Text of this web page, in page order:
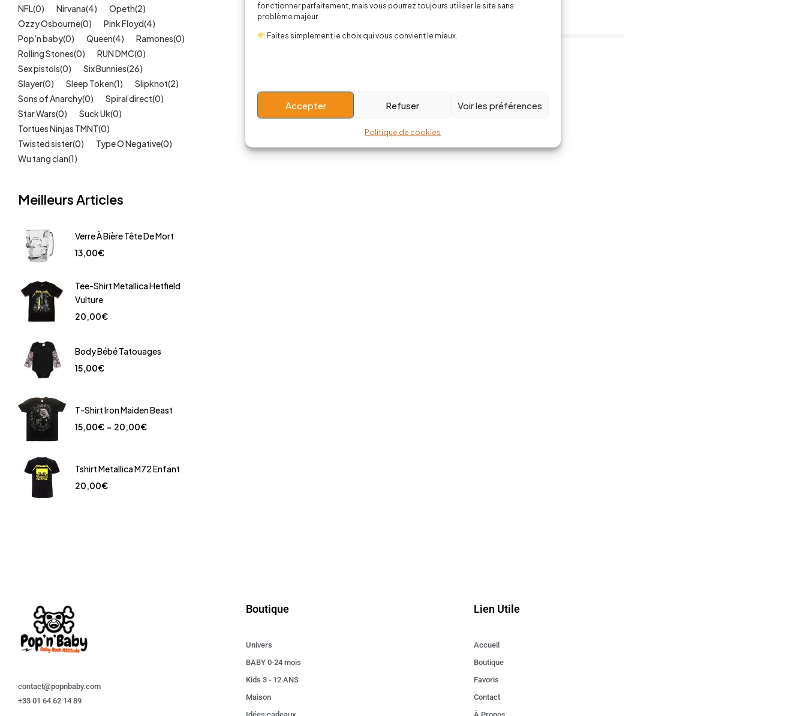
fonctionner parfaitement, mais vous pourrez toujours utiliser le site sans
problème majeur.
Faites simplement le choix qui vous convient le mieux.
Accepter Refuser Voir les préférences
Politique de cookies
Metal
Mom, Dad & Family (16)
Punk (34)
Rock 70's (52)
Rockabilly (38)
Super Héros/comics (11)
Sirène (7)
Tatouage (26)
Zombie (7)
Tête de mort et squelettes
NFL(0) Nirvana(4) Opeth(2)
Ozzy Osbourne(0) Pink Floyd(4)
Pop’n baby(0) Queen(4) Ramones(0)
Rolling Stones(0) RUN DMC(0)
Sex pistols(0) Six Bunnies(26)
Slayer(0) Sleep Token(1) Slipknot(2)
Sons of Anarchy(0) Spiral direct(0)
Star Wars(0) Suck Uk(0)
Tortues Ninjas TMNT(0)
Twisted sister(0) Type O Negative(0)
Wu tang clan(1)
Meilleurs Articles
Verre À Bière Tête De Mort
13,00€
Tee-Shirt Metallica Hetfield
Vulture
20,00€
Body Bébé Tatouages
15,00€
T-Shirt Iron Maiden Beast
15,00€ – 20,00€
Tshirt Metallica M72 Enfant
20,00€
contact@popnbaby.com
+33 01 64 62 14 89
Boutique
Univers
BABY 0-24 mois
Kids 3 - 12 ANS
Maison
Lien Utile
Accueil
Boutique
Favoris
Contact